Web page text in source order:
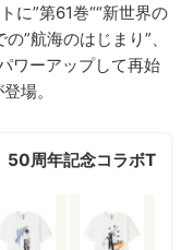
に”第61巻““新世界の
”航海のはじまり”、
ワーアップして再始
場。
50周年記念コラボT